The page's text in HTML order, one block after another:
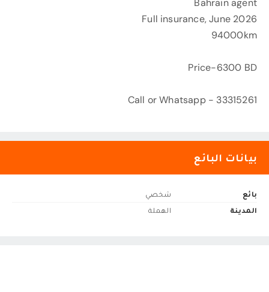
Full insurance, June 2026
94000km
Price-6300 BD
Call or Whatsapp - 33315261
بيانات البائع
بائع
شخصي
المدينة
الهملة